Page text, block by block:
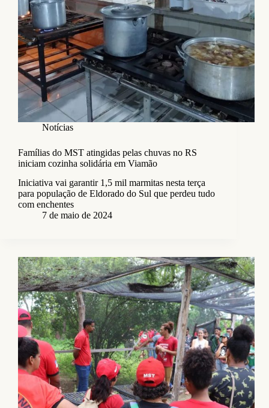
Notícias
Famílias do MST atingidas pelas chuvas no RS
iniciam cozinha solidária em Viamão
Iniciativa vai garantir 1,5 mil marmitas nesta terça
para população de Eldorado do Sul que perdeu tudo
com enchentes
7 de maio de 2024